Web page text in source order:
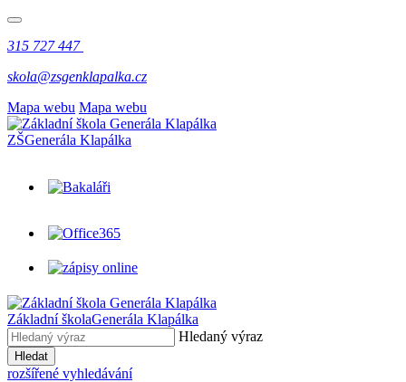
315 727 447
skola@zsgenklapalka.cz
Mapa webu Mapa webu
ZŠGenerála Klapálka
Základní školaGenerála Klapálka
Hledaný výraz
Hledat
rozšířené vyhledávání